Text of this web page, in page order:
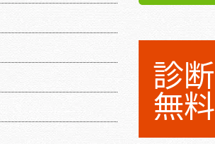
診断
無料